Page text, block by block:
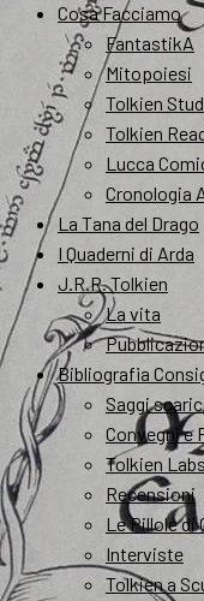
Cosa Facciamo
FantastikA
Mitopoiesi
Tolkien
Tolkien
Lucca
Cronologia
La Tana del Drago
I Quaderni di Arda
J.R.R. Tolkien
La vita
Bibliografia
Saggi
Convegni e
Tolkien
Recensioni
Le Pillole di
Interviste
Tolkien a